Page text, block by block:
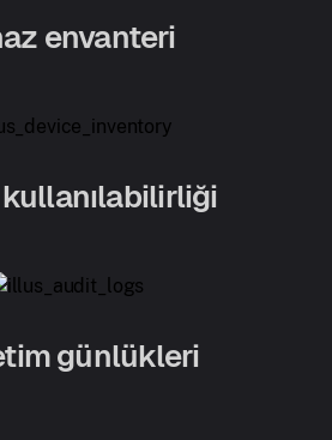
envanteri
günlükleri